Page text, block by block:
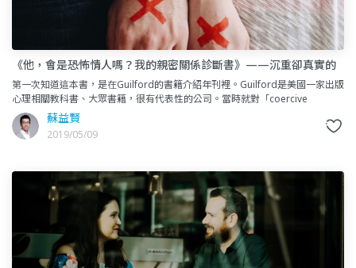
《他，會是恐怖情人嗎？我的親密關係診斷書》——沉重卻真實的
情感教育書
第一次知道這本書，是在Guilford的書籍介紹年刊裡。Guilford是美國一家出版
心理相關教科書、大眾書籍，很有代表性的公司。當時就對「coercive
control」這個字很有興趣，但沒時間多
蘇益賢
2019/05/09